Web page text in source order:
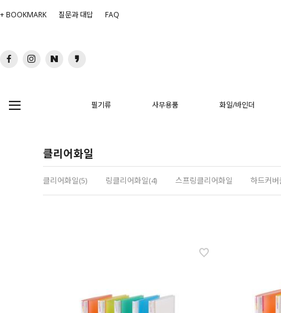
+ BOOKMARK 질문과 대답 FAQ
필기류 사무용품 화일/바인더
클리어화일
클리어화일(5) 링클리어화일(4) 스프링클리어화일 하드커